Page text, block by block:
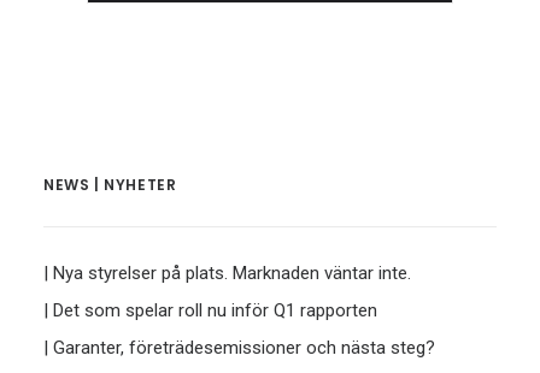
NEWS | NYHETER
| Nya styrelser på plats. Marknaden väntar inte.
| Det som spelar roll nu inför Q1 rapporten
| Garanter, företrädesemissioner och nästa steg?